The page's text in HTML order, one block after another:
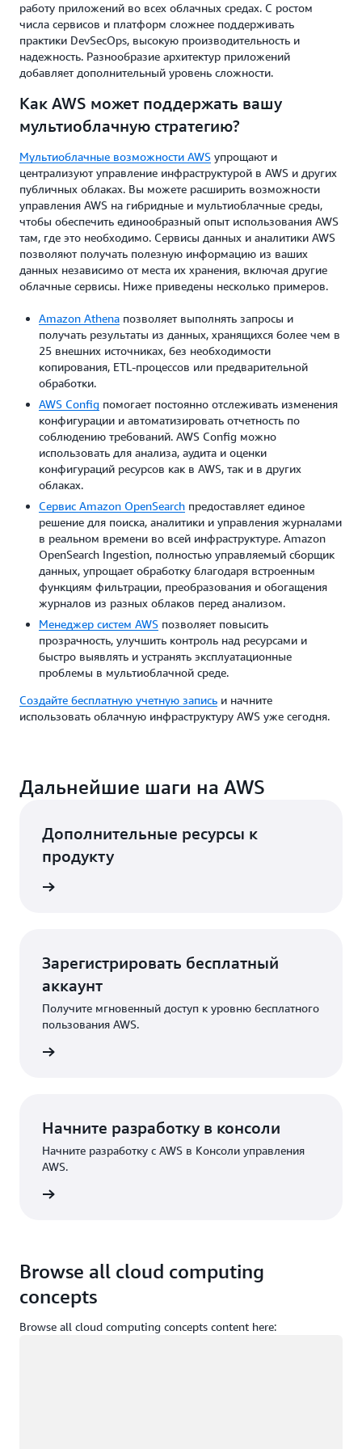
работу приложений во всех облачных средах. С ростом
числа сервисов и платформ сложнее поддерживать
практики DevSecOps, высокую производительность и
надежность. Разнообразие архитектур приложений
добавляет дополнительный уровень сложности.
Как AWS может поддержать вашу
мультиоблачную стратегию?
Мультиоблачные возможности AWS упрощают и
централизуют управление инфраструктурой в AWS и других
публичных облаках. Вы можете расширить возможности
управления AWS на гибридные и мультиоблачные среды,
чтобы обеспечить единообразный опыт использования AWS
там, где это необходимо. Сервисы данных и аналитики AWS
позволяют получать полезную информацию из ваших
данных независимо от места их хранения, включая другие
облачные сервисы. Ниже приведены несколько примеров.
Amazon Athena позволяет выполнять запросы и
получать результаты из данных, хранящихся более чем в
25 внешних источниках, без необходимости
копирования, ETL-процессов или предварительной
обработки.
AWS Config помогает постоянно отслеживать изменения
конфигурации и автоматизировать отчетность по
соблюдению требований. AWS Config можно
использовать для анализа, аудита и оценки
конфигураций ресурсов как в AWS, так и в других
облаках.
Сервис Amazon OpenSearch предоставляет единое
решение для поиска, аналитики и управления журналами
в реальном времени во всей инфраструктуре. Amazon
OpenSearch Ingestion, полностью управляемый сборщик
данных, упрощает обработку благодаря встроенным
функциям фильтрации, преобразования и обогащения
журналов из разных облаков перед анализом.
Менеджер систем AWS позволяет повысить
прозрачность, улучшить контроль над ресурсами и
быстро выявлять и устранять эксплуатационные
проблемы в мультиоблачной среде.
Создайте бесплатную учетную запись и начните
использовать облачную инфраструктуру AWS уже сегодня.
Дальнейшие шаги на AWS
Дополнительные ресурсы к
продукту
Зарегистрировать бесплатный
аккаунт
Получите мгновенный доступ к уровню бесплатного
пользования AWS.
Начните разработку в консоли
Начните разработку с AWS в Консоли управления
AWS.
Browse all cloud computing
concepts
Browse all cloud computing concepts content here: